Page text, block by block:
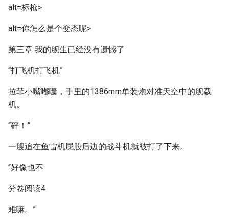
alt=标枪>
alt=你怎么是个变态呢>
第三章 我的舰生已经没有遗憾了
“打飞机打飞机”
拉菲小嘴嘟囔，手里的1386mm单装炮对准天空中的舰载
机。
“砰！”
一艘追在鱼雷机屁股后边的战斗机就被打了下来。
“好像也不
分卷阅读4
难嘛。”